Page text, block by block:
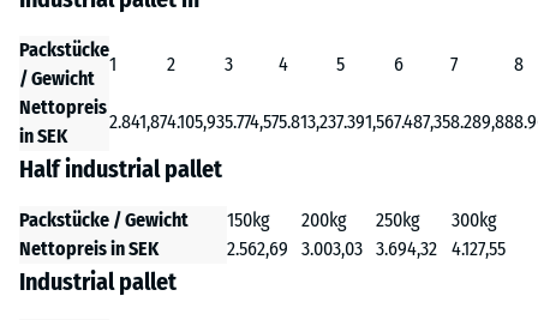
Packstücke
/ Gewicht
1 2 3 4 5 6 7
8
Nettopreis
in SEK
2.841,874.105,935.774,575.813,237.391,567.487,358.289,88
Half industrial pallet
Packstücke / Gewicht 150kg 200kg 250kg
300kg
Nettopreis in SEK
2.562,69 3.003,03 3.694,32 4.127,55
Industrial pallet